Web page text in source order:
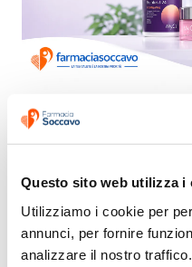
Questo sito web utilizza i
Utilizziamo i cookie per
annunci, per fornire
analizzare il nostro